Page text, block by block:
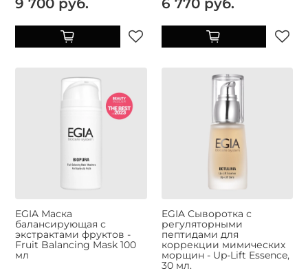
EGIA Маска
балансирующая с
экстрактами фруктов -
Fruit Balancing Mask 100
мл
EGIA Сыворотка с
регуляторными
пептидами для
коррекции мимических
морщин - Up-Lift Essence,
30 мл.